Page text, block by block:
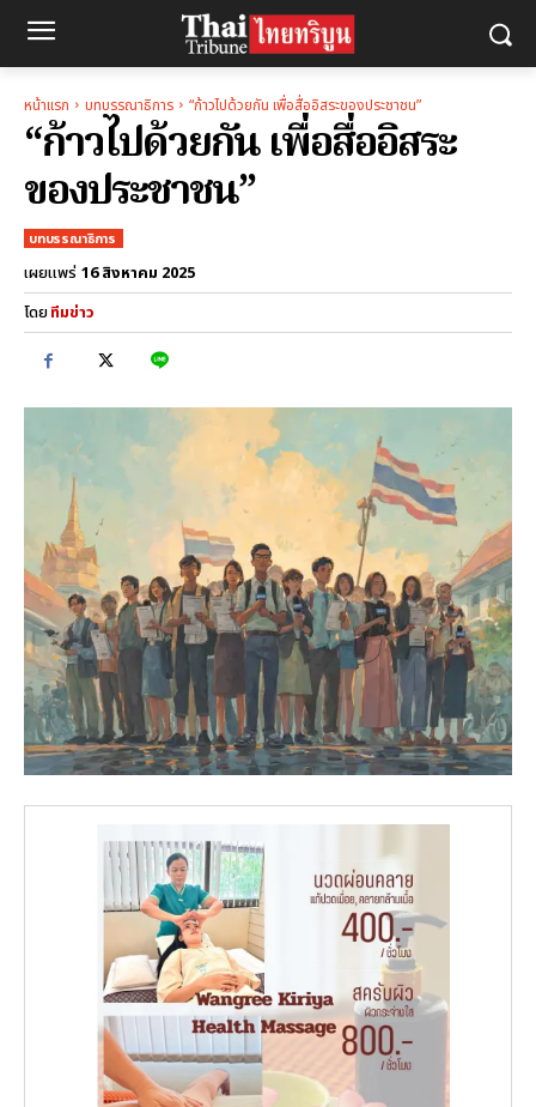
หน้าแรก บทบรรณาธิการ “ก้าวไปด้วยกัน เพื่อสื่ออิสระของประชาชน”
“ก้าวไปด้วยกัน เพื่อสื่ออิสระ
ของประชาชน”
บทบรรณาธิการ
เผยแพร่ 16 สิงหาคม 2025
โดยทีมข่าว